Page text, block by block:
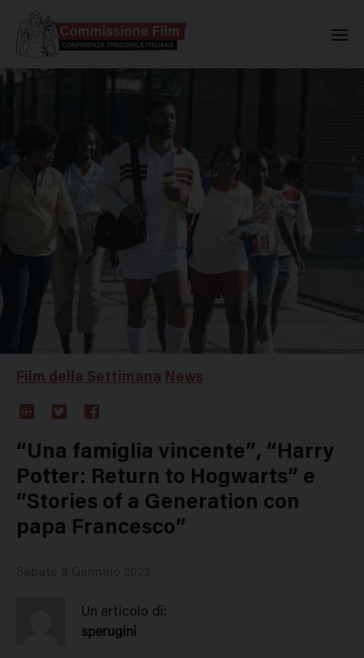
Film della Settimana News
Plus
“Una famiglia vincente”, “Harry
Potter: Return to Hogwarts” e
“Stories of a Generation con
papa Francesco”
Un articolo di:
sperugini